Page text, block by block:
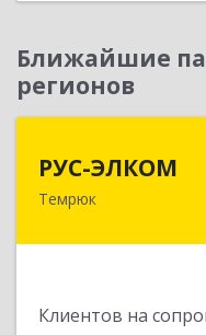
Ближайшие
регионов
РУС-ЭЛКОМ
Темрюк
Клиентов на
353500,